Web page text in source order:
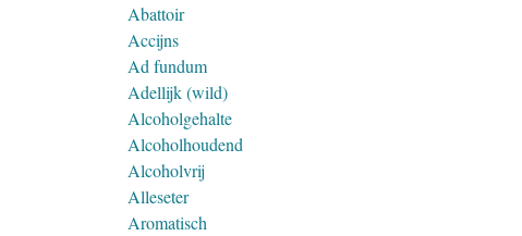
Abattoir
Accijns
Ad fundum
Adellijk (wild)
Alcoholgehalte
Alcoholhoudend
Alcoholvrij
Alleseter
Aromatisch